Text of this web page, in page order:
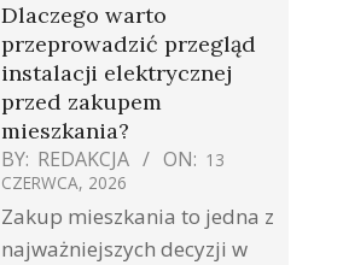
Dlaczego warto
przeprowadzić przegląd
instalacji elektrycznej
przed zakupem
mieszkania?
BY: REDAKCJA ON: 13
CZERWCA, 2026
Zakup mieszkania to jedna z
najważniejszych decyzji w